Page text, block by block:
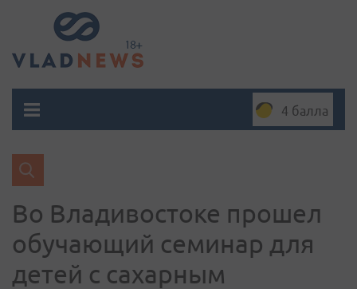
4 балла
Во Владивостоке прошел
обучающий семинар для
детей с сахарным